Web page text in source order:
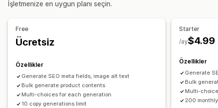
SEO
Koleksiyon SEO'su
İşletmenize en uygun planı seçin.
Free
Ücretsiz
Özellikler
Generate SEO meta fields, image alt text
Bulk generate product contents
Multi-choices for each generation
10 copy generations limit
Starter
$4.99
/ay
Özellikler
Generate
Bulk
Multi-
200